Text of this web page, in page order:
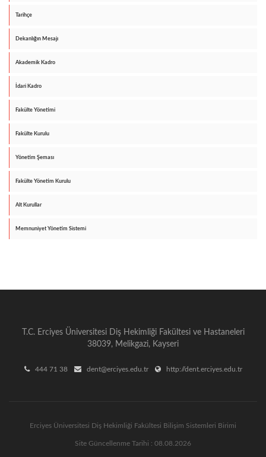
Tarihçe
Dekanlığın Mesajı
Akademik Kadro
İdari Kadro
Fakülte Yönetimi
Fakülte Kurulu
Yönetim Şeması
Fakülte Yönetim Kurulu
Alt Kurullar
Memnuniyet Yönetim Sistemi
T.C. Erciyes Üniversitesi Diş Hekimliği Fakültesi ve Hastaneleri
38039, Melikgazi, Kayseri
444 71 38 dent@erciyes.edu.tr http://dent.erciyes.edu.tr
Erciyes Üniversitesi Diş Hekimliği Fakültesi Bilişim Sistemleri Birimi
Site Güncellenme Tarihi : 08.08.2026